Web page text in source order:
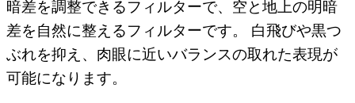
暗差を調整できるフィルターで、空と地上の明暗
差を自然に整えるフィルターです。 白飛びや黒つ
ぶれを抑え、肉眼に近いバランスの取れた表現が
可能になります。